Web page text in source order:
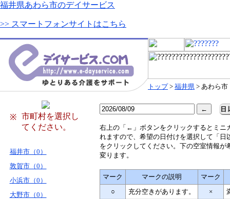
福井県あわら市のデイサービス
>> スマートフォンサイトはこちら
トップ> 福井県 > あわら市
※
市町村を選択し
てください。
福井市（0）
敦賀市（0）
小浜市（0）
大野市（0）
右上の「←」ボタンをクリックするとミニ
れますので、希望の日付けを選択して「日
をクリックしてください。下の空室情報が
変ります。
マーク マークの説明
マーク
○
充分空きがあります。 ×